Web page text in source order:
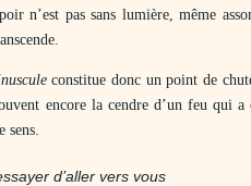
n’est pas sans lumière, même
constitue donc un point de
encore la cendre d’un feu qui
sens.
d’aller vers vous